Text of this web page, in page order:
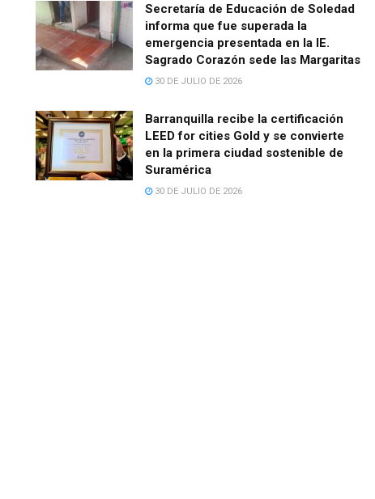
Secretaría de Educación de Soledad
informa que fue superada la
emergencia presentada en la IE.
Sagrado Corazón sede las Margaritas
30 DE JULIO DE 2026
Barranquilla recibe la certificación
LEED for cities Gold y se convierte
en la primera ciudad sostenible de
Suramérica
30 DE JULIO DE 2026